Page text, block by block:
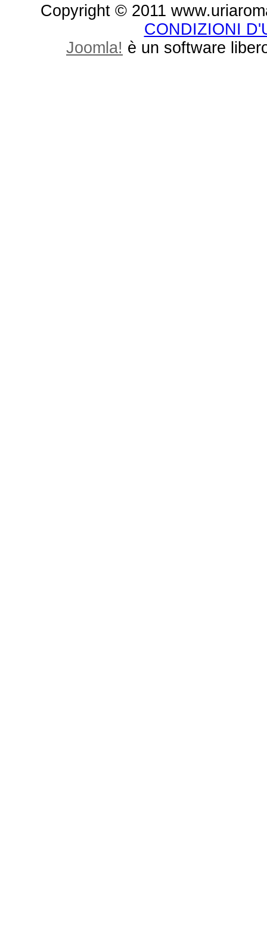
Copyright © 2011
CONDIZIONI
Joomla! è un software